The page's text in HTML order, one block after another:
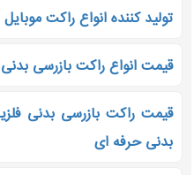
تولید کننده انواع راکت
قیمت انواع راکت بازرسی
قیمت راکت بازرسی بدنی
بدنی حرفه ای